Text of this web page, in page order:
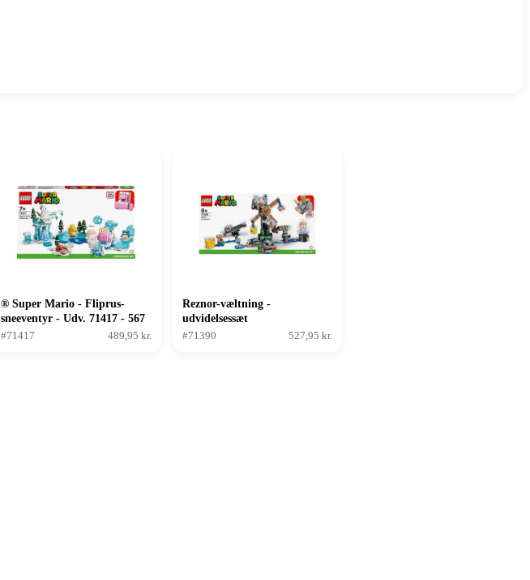
® Super Mario - Fliprus-
sneeventyr - Udv. 71417 - 567
Dele
#71417 489,95 kr.
Reznor-væltning -
udvidelsessæt
#71390
527,95 kr.